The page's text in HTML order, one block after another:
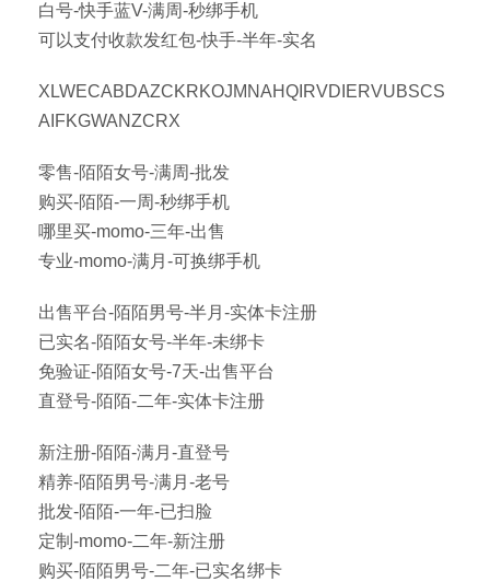
白号-快手蓝V-满周-秒绑手机
可以支付收款发红包-快手-半年-实名
XLWECABDAZCKRKOJMNAHQIRVDIERVUBSCS
AIFKGWANZCRX
零售-陌陌女号-满周-批发
购买-陌陌-一周-秒绑手机
哪里买-momo-三年-出售
专业-momo-满月-可换绑手机
出售平台-陌陌男号-半月-实体卡注册
已实名-陌陌女号-半年-未绑卡
免验证-陌陌女号-7天-出售平台
直登号-陌陌-二年-实体卡注册
新注册-陌陌-满月-直登号
精养-陌陌男号-满月-老号
批发-陌陌-一年-已扫脸
定制-momo-二年-新注册
购买-陌陌男号-二年-已实名绑卡